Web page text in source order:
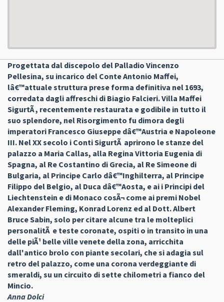
Progettata dal discepolo del Palladio Vincenzo
Pellesina, su incarico del Conte Antonio Maffei,
lâ€™attuale struttura prese forma definitiva nel 1693,
corredata dagli affreschi di Biagio Falcieri. Villa Maffei
SigurtÃ , recentemente restaurata e godibile in tutto il
suo splendore, nel Risorgimento fu dimora degli
imperatori Francesco Giuseppe dâ€™Austria e Napoleone
III. Nel XX secolo i Conti SigurtÃ aprirono le stanze del
palazzo a Maria Callas, alla Regina Vittoria Eugenia di
Spagna, al Re Costantino di Grecia, al Re Simeone di
Bulgaria, al Principe Carlo dâ€™Inghilterra, al Principe
Filippo del Belgio, al Duca dâ€™Aosta, e ai i Principi del
Liechtenstein e di Monaco cosÃ¬ come ai premi Nobel
Alexander Fleming, Konrad Lorenz ed al Dott. Albert
Bruce Sabin, solo per citare alcune tra le molteplici
personalitÃ e teste coronate, ospiti o in transito in una
delle piÃ¹ belle ville venete della zona, arricchita
dall'antico brolo con piante secolari, che si adagia sul
retro del palazzo, come una corona verdeggiante di
smeraldi, su un circuito di sette chilometri a fianco del
Mincio.
Anna Dolci